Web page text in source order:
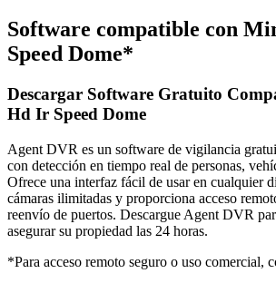
Software compatible con
Speed Dome*
Descargar Software Gratuito
Hd Ir Speed Dome
Agent DVR es un software de vigilancia
con detección en tiempo real de personas,
Ofrece una interfaz fácil de usar en cualquier
cámaras ilimitadas y proporciona acceso
reenvío de puertos. Descargue Agent DVR
asegurar su propiedad las 24 horas.
*Para acceso remoto seguro o uso comercial,